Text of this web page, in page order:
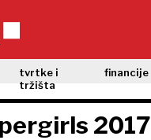
tvrtke i
tržišta
financije
2017